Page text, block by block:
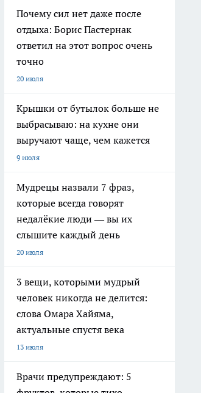
Почему сил нет даже после
отдыха: Борис Пастернак
ответил на этот вопрос очень
точно
20 июля
Крышки от бутылок больше не
выбрасываю: на кухне они
выручают чаще, чем кажется
9 июля
Мудрецы назвали 7 фраз,
которые всегда говорят
недалёкие люди — вы их
слышите каждый день
20 июля
3 вещи, которыми мудрый
человек никогда не делится:
слова Омара Хайяма,
актуальные спустя века
13 июля
Врачи предупреждают: 5